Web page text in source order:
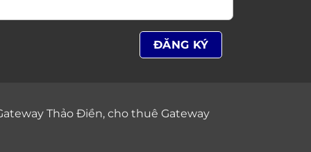
Thảo Điền, cho thuê Gateway